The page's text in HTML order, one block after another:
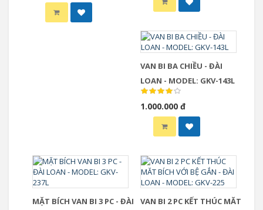
VAN BI BA CHIỀU - ĐÀI
LOAN - MODEL: GKV-143L
1.000.000 đ
MẶT BÍCH VAN BI 3 PC - ĐÀI
VAN BI 2 PC KẾT THÚC MĂT